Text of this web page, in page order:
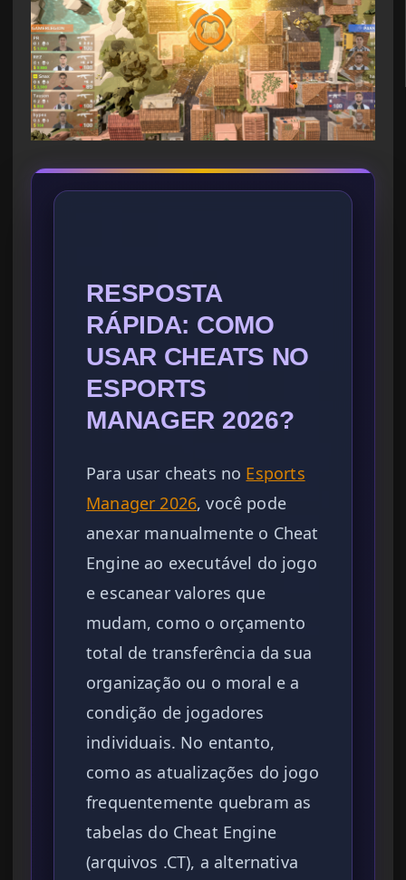
RESPOSTA
RÁPIDA: COMO
USAR CHEATS NO
ESPORTS
MANAGER 2026?
Para usar cheats no Esports
Manager 2026, você pode
anexar manualmente o Cheat
Engine ao executável do jogo
e escanear valores que
mudam, como o orçamento
total de transferência da sua
organização ou o moral e a
condição de jogadores
individuais. No entanto,
como as atualizações do jogo
frequentemente quebram as
tabelas do Cheat Engine
(arquivos .CT), a alternativa